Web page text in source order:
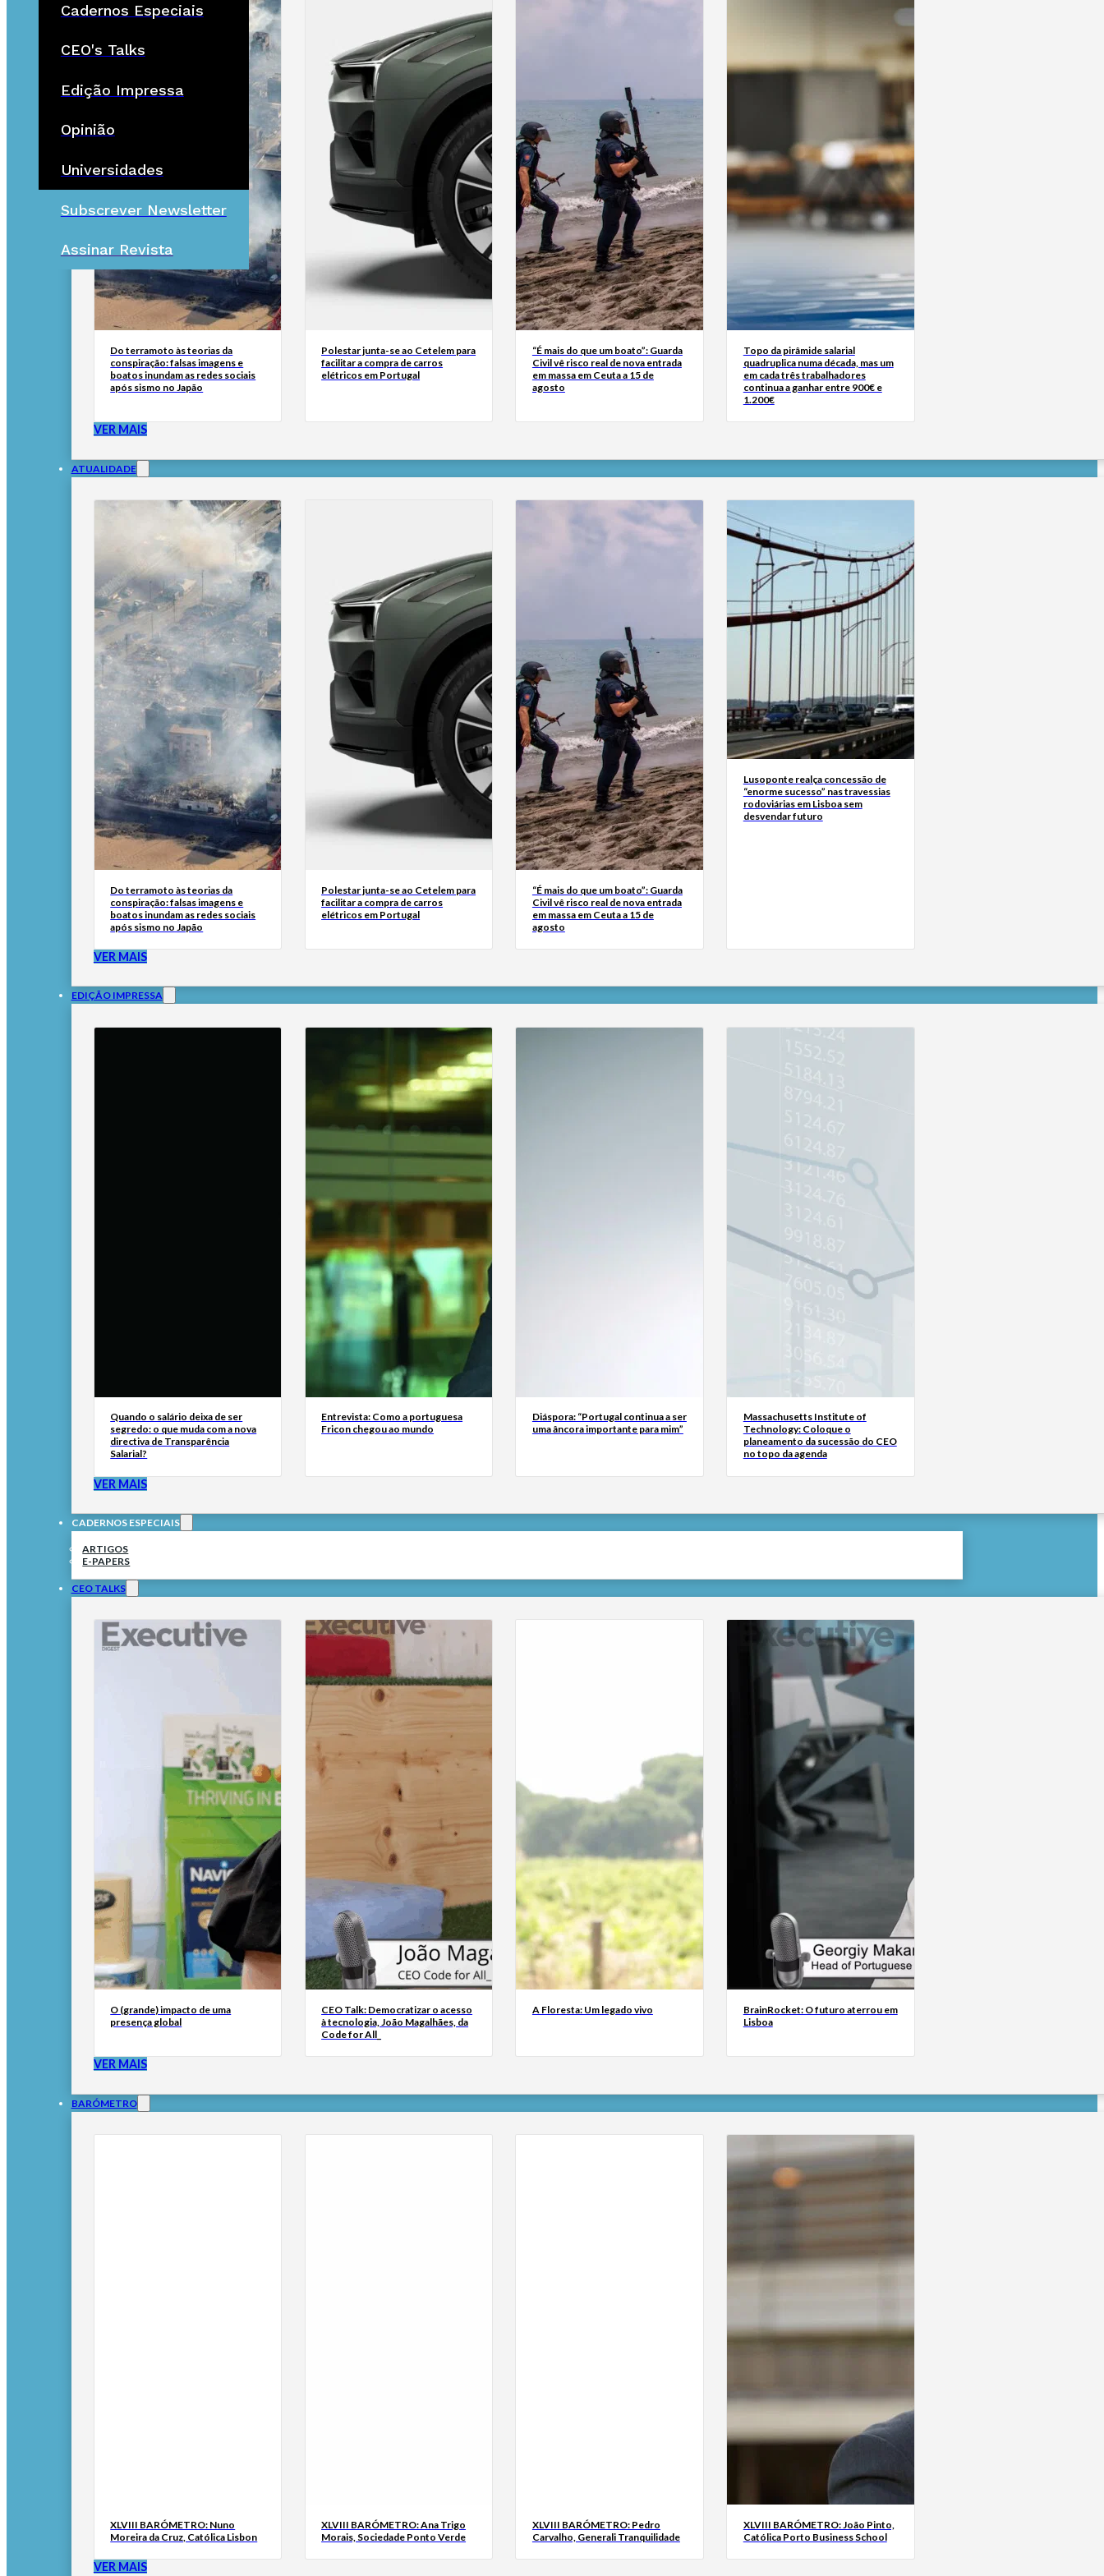
Cadernos Especiais
CEO's Talks
Edição Impressa
Opinião
Universidades
Subscrever Newsletter
Assinar Revista
Do terramoto às teorias da
conspiração: falsas imagens e
boatos inundam as redes sociais
após sismo no Japão
Polestar junta-se ao Cetelem para
facilitar a compra de carros
elétricos em Portugal
“É mais do que um boato”: Guarda
Civil vê risco real de nova entrada
em massa em Ceuta a 15 de
agosto
Topo da pirâmide salarial
quadruplica numa década, mas um
em cada três trabalhadores
continua a ganhar entre 900€ e
1.200€
VER MAIS
ATUALIDADE
Do terramoto às teorias da
conspiração: falsas imagens e
boatos inundam as redes sociais
após sismo no Japão
Polestar junta-se ao Cetelem para
facilitar a compra de carros
elétricos em Portugal
“É mais do que um boato”: Guarda
Civil vê risco real de nova entrada
em massa em Ceuta a 15 de
agosto
Lusoponte realça concessão de
“enorme sucesso” nas travessias
rodoviárias em Lisboa sem
desvendar futuro
VER MAIS
EDIÇÃO IMPRESSA
Quando o salário deixa de ser
segredo: o que muda com a nova
directiva de Transparência
Salarial?
Entrevista: Como a portuguesa
Fricon chegou ao mundo
Diáspora: “Portugal continua a ser
uma âncora importante para mim”
Massachusetts Institute of
Technology: Coloque o
planeamento da sucessão do CEO
no topo da agenda
VER MAIS
CADERNOS ESPECIAIS
ARTIGOS
E-PAPERS
CEO TALKS
O (grande) impacto de uma
presença global
CEO Talk: Democratizar o acesso
à tecnologia, João Magalhães, da
Code for All_
A Floresta: Um legado vivo
BrainRocket: O futuro aterrou em
Lisboa
VER MAIS
BARÓMETRO
XLVIII BARÓMETRO: Nuno
Moreira da Cruz, Católica Lisbon
XLVIII BARÓMETRO: Ana Trigo
Morais, Sociedade Ponto Verde
XLVIII BARÓMETRO: Pedro
Carvalho, Generali Tranquilidade
XLVIII BARÓMETRO: João Pinto,
Católica Porto Business School
VER MAIS